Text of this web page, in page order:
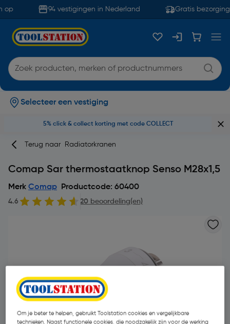
94 vestigingen in Nederland Gratis bezorging
Selecteer een vestiging
5% click & collect korting met code COLLECT
Terug naar Radiatorkranen
Comap Sar thermostaatknop Senso M28x1,5
Merk Comap Productcode: 60400
4.6 20 beoordeling(en)
Om je beter te helpen, gebruikt Toolstation cookies en vergelijkbare
technieken. Naast functionele cookies, die noodzakelijk zijn voor de werking